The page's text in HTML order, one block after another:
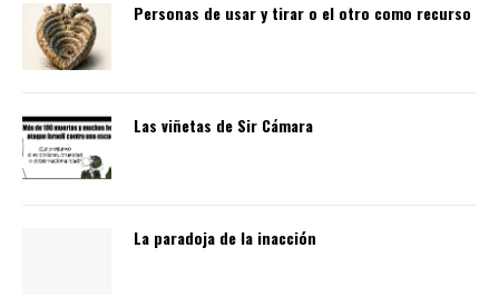
Personas de usar y tirar o el otro como recurso
Las viñetas de Sir Cámara
La paradoja de la inacción